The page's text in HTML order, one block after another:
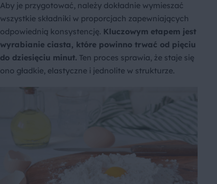
Aby je przygotować, należy dokładnie wymieszać
wszystkie składniki w proporcjach zapewniających
odpowiednią konsystencję. Kluczowym etapem jest
wyrabianie ciasta, które powinno trwać od pięciu
do dziesięciu minut. Ten proces sprawia, że staje się
ono gładkie, elastyczne i jednolite w strukturze.